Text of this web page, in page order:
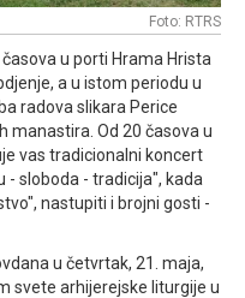
Foto: RTRS
u porti Hrama Hrista
a u istom periodu u
radova slikara Perice
manastira. Od 20 časova u
vas tradicionalni koncert
- sloboda - tradicija", kada
nastupiti i brojni gosti -
u četvrtak, 21. maja,
svete arhijerejske liturgije u